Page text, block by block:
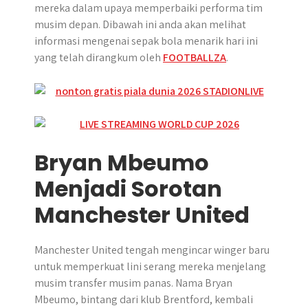
mereka dalam upaya memperbaiki performa tim
musim depan. Dibawah ini anda akan melihat
informasi mengenai sepak bola menarik hari ini
yang telah dirangkum oleh FOOTBALLZA.
Bryan Mbeumo
Menjadi Sorotan
Manchester United
Manchester United tengah mengincar winger baru
untuk memperkuat lini serang mereka menjelang
musim transfer musim panas. Nama Bryan
Mbeumo, bintang dari klub Brentford, kembali